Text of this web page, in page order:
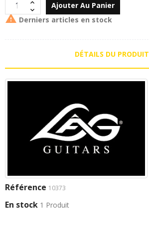
Ajouter Au Panier
 Derniers articles en stock
DÉTAILS DU PRODUIT
Référence 10373
En stock 1 Produit